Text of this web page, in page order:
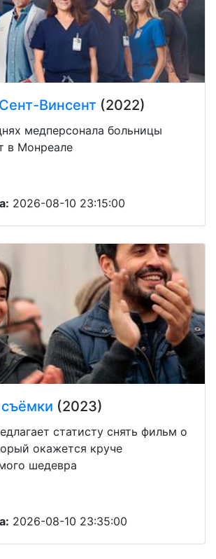
Винсент (2022)
медперсонала больницы
в Монреале
2026-08-10 23:15:00
(2023)
статисту снять фильм о
окажется круче
шедевра
2026-08-10 23:35:00